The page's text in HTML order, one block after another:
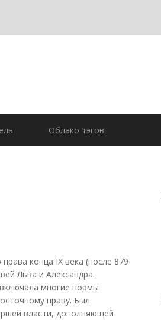
Облако тэгов
конца IX века (после 879
Льва и Александра.
многие нормы
праву. Был
власти, дополняющей